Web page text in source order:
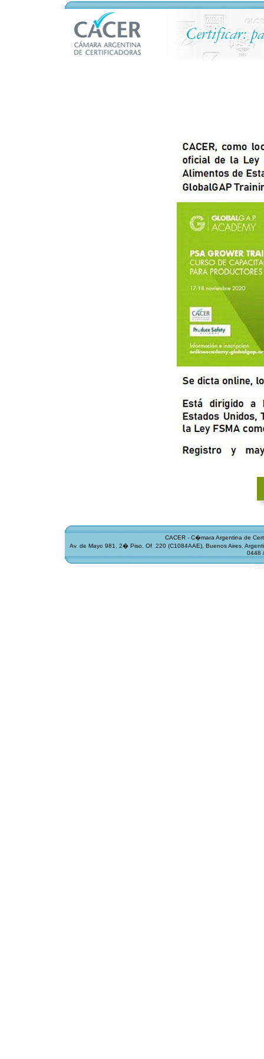
CACER - C�mara Argentina de
Av. de Mayo 981, 2� Piso, Of. 220 (C1084AAE), Buenos Aires,
0448
:::